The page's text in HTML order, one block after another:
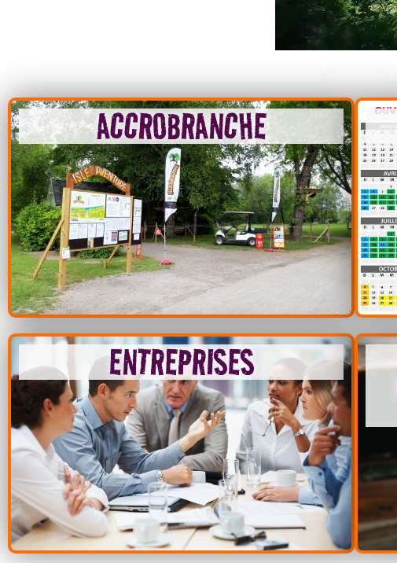
ACCROBRANCHE
ENTREPRISES